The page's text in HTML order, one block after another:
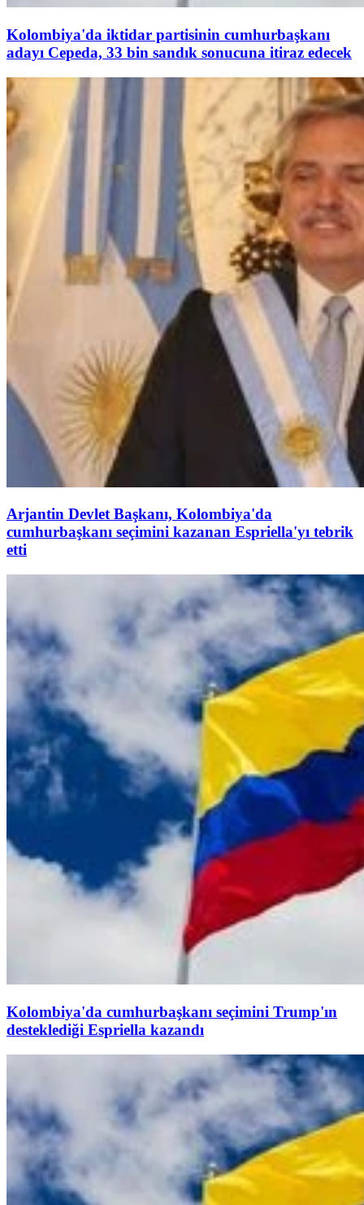
Kolombiya'da iktidar partisinin cumhurbaşkanı
adayı Cepeda, 33 bin sandık sonucuna itiraz edecek
Arjantin Devlet Başkanı, Kolombiya'da
cumhurbaşkanı seçimini kazanan Espriella'yı tebrik
etti
Kolombiya'da cumhurbaşkanı seçimini Trump'ın
desteklediği Espriella kazandı